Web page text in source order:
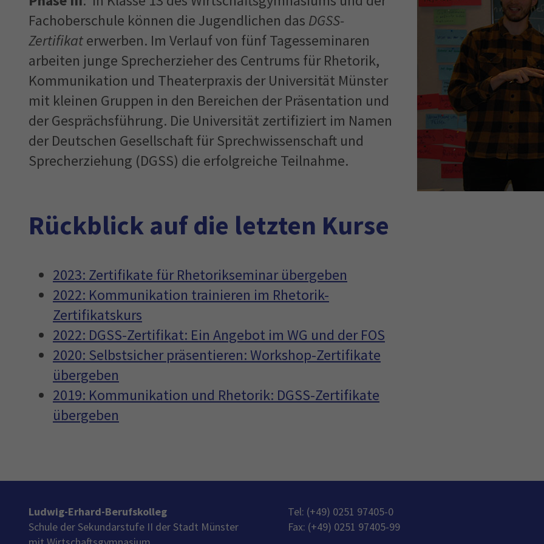
Fachoberschule können die Jugendlichen das DGSS-
Zertifikaterwerben. Im Verlauf von fünf Tagesseminaren
arbeiten junge Sprecherzieher des Centrums für Rhetorik,
Kommunikation und Theaterpraxis der Universität Münster
mit kleinen Gruppen in den Bereichen der Präsentation und
der Gesprächsführung. Die Universität zertifiziert im Namen
der Deutschen Gesellschaft für Sprechwissenschaft und
Sprecherziehung (DGSS) die erfolgreiche Teilnahme.
Rückblick auf die letzten Kurse
2023: Zertifikate für Rhetorikseminar übergeben
2022: Kommunikation trainieren im Rhetorik-
Zertifikatskurs
2022: DGSS-Zertifikat: Ein Angebot im WG und der FOS
2020: Selbstsicher präsentieren: Workshop-Zertifikate
übergeben
2019: Kommunikation und Rhetorik: DGSS-Zertifikate
übergeben
Ludwig-Erhard-Berufskolleg
Schule der Sekundarstufe II der Stadt Münster
Tel: (+49) 0251 97405-0
Fax: (+49) 0251 97405-99